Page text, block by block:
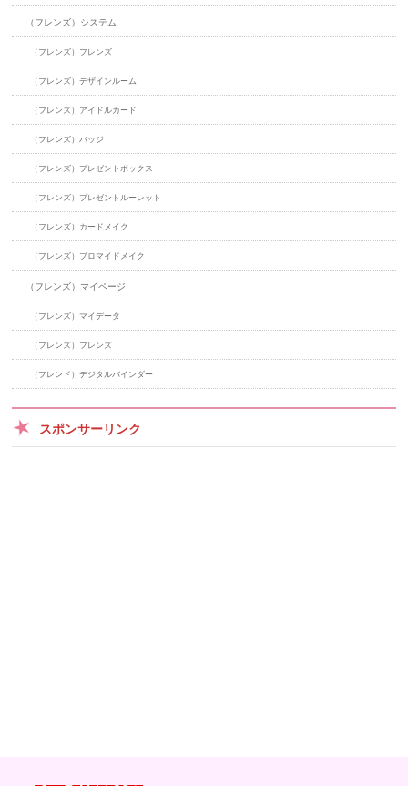
（フレンズ）システム
（フレンズ）フレンズ
（フレンズ）デザインルーム
（フレンズ）アイドルカード
（フレンズ）バッジ
（フレンズ）プレゼントボックス
（フレンズ）プレゼントルーレット
（フレンズ）カードメイク
（フレンズ）ブロマイドメイク
（フレンズ）マイページ
（フレンズ）マイデータ
（フレンズ）フレンズ
（フレンド）デジタルバインダー
スポンサーリンク